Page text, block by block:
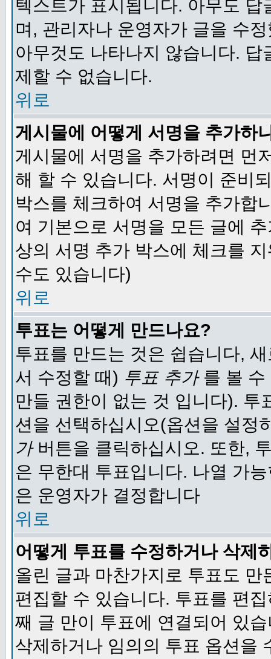
텍스트가 표시됩니다. 아무도
며, 관리자나 운영자가 글을 수
아무것도 나타나지 않습니다.
제할 수 없습니다.
위로
게시물에 어떻게 서명을 추가하
게시물에 서명을 추가하려면 먼
해 할 수 있습니다. 서명이 준비
박스를 체크하여 서명을 추가합
여 기본으로 서명을 모든 글에
상의 서명 추가 박스에 체크를
수도 있습니다)
위로
투표는 어떻게 만드나요?
투표를 만드는 것은 쉽습니다,
서 수정할 때) 투표 추가를 볼 수
만들 권한이 없는 것 입니다).
션을 선택하십시오(옵션을 설정
가버튼을 클릭하십시오. 또한,
은 무한대 투표입니다. 나열 가
은 운영자가 결정합니다
위로
어떻게 투표를 수정하거나 삭제
올린 글과 마찬가지로 투표도
편집할 수 있습니다. 투표를 편
째 글 만이 투표에 연결되어 있
삭제하거나 임의의 투표 옵션을